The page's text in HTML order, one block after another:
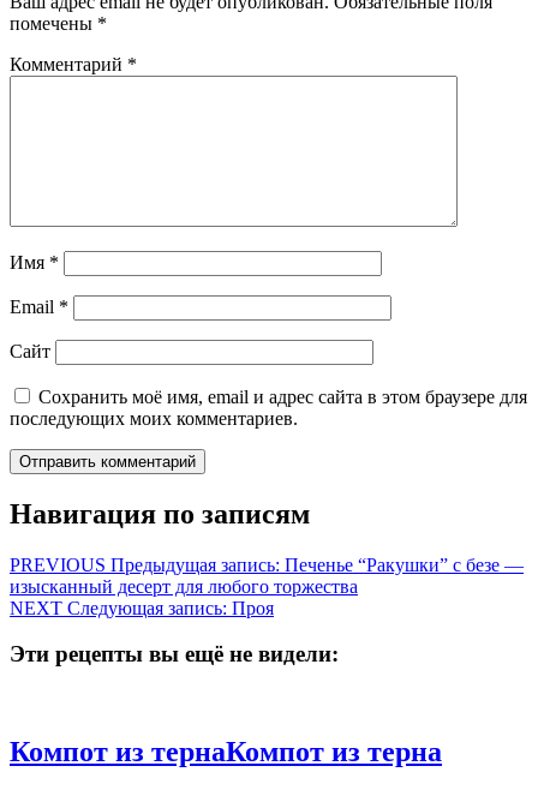
помечены *
Комментарий *
Имя *
Email *
Сайт
Сохранить моё имя, email и адрес сайта в этом браузере для
последующих моих комментариев.
Навигация по записям
PREVIOUS Предыдущая запись: Печенье “Ракушки” с безе —
изысканный десерт для любого торжества
NEXT Следующая запись: Проя
Эти рецепты вы ещё не видели:
Компот из тернаКомпот из терна